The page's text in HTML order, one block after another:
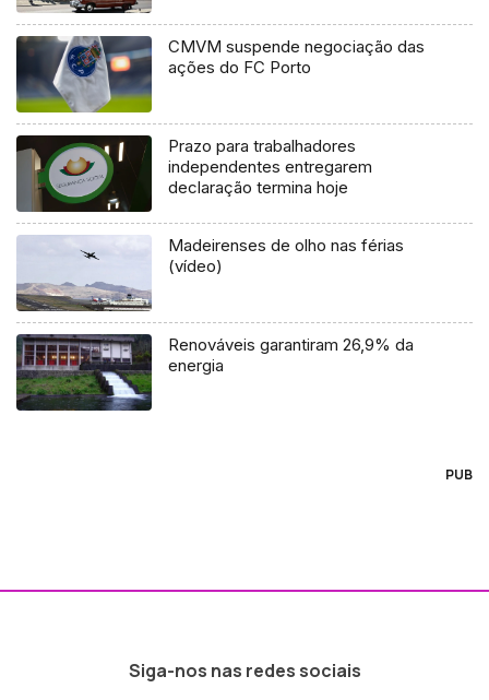
CMVM suspende negociação das
ações do FC Porto
Prazo para trabalhadores
independentes entregarem
declaração termina hoje
Madeirenses de olho nas férias
(vídeo)
Renováveis garantiram 26,9% da
energia
PUB
Siga-nos nas redes sociais